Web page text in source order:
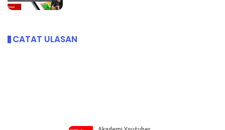
CATAT ULASAN